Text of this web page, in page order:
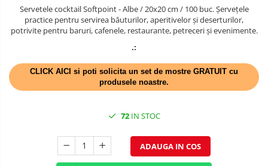
TEMATICA MARINA
TEMATICA BOTANICA / VEGETALA
TEMATICA RUSTICA
DECOR 1 & 8 MARTIE
DECOR PASTE
Servetele cocktail Softpoint - Albe / 20x20 cm / 100 buc. Șervețele
practice pentru servirea băuturilor, aperitivelor și deserturilor,
potrivite pentru baruri, cafenele, restaurante, petreceri și evenimente.
.:
CLICK AICI si poti solicita un set de mostre GRATUIT cu
produsele noastre.
72IN STOC
ADAUGA IN COS